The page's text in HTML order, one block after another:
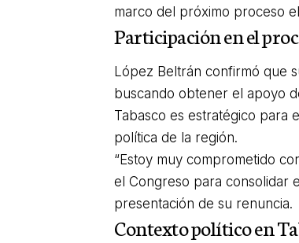
marco del próximo proceso
Participación en el
López Beltrán confirmó que
buscando obtener el apoyo
Tabasco es estratégico para
política de la región.
“Estoy muy comprometido
el Congreso para consolidar
presentación de su renuncia.
Contexto político en